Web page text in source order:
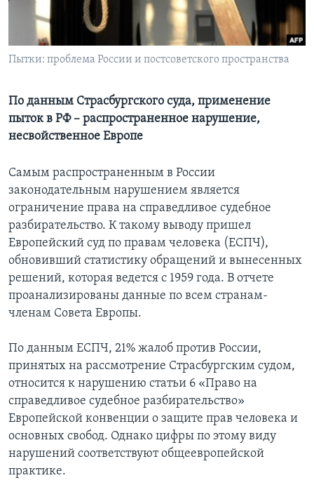
Learning English
СОЦИАЛЬНЫЕ СЕТИ
Языки
Пытки: проблема России и постсоветского пространства
По данным Страсбургского суда, применение
пыток в РФ – распространенное нарушение,
несвойственное Европе
Самым распространенным в России
законодательным нарушением является
ограничение права на справедливое судебное
разбирательство. К такому выводу пришел
Европейский суд по правам человека (ЕСПЧ),
обновивший статистику обращений и вынесенных
решений, которая ведется с 1959 года. В отчете
проанализированы данные по всем странам-
членам Совета Европы.
По данным ЕСПЧ, 21% жалоб против России,
принятых на рассмотрение Страсбургским судом,
относится к нарушению статьи 6 «Право на
справедливое судебное разбирательство»
Европейской конвенции о защите прав человека и
основных свобод. Однако цифры по этому виду
нарушений соответствуют общеевропейской
практике.